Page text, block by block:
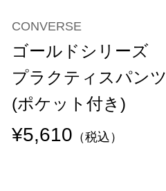
CONVERSE
ゴールドシリーズ
プラクティスパンツ
(ポケット付き)
¥5,610 （税込）